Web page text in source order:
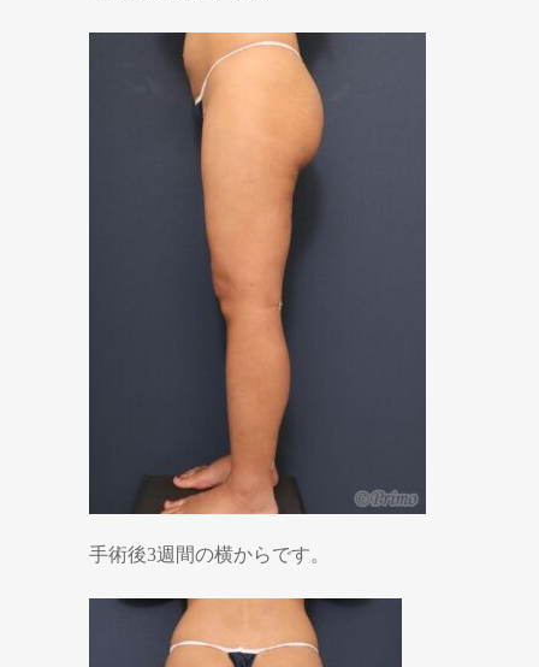
手術後3週間の横からです。